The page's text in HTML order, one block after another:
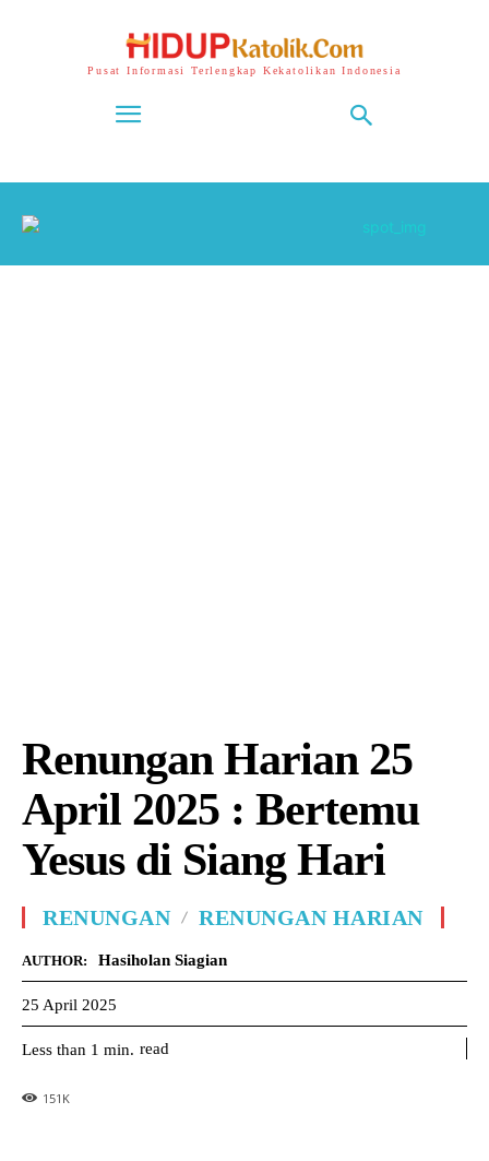
Pusat Informasi Terlengkap Kekatolikan Indonesia
Renungan Harian 25
April 2025 : Bertemu
Yesus di Siang Hari
RENUNGAN RENUNGAN HARIAN
AUTHOR: Hasiholan Siagian
25 April 2025
Less than 1 min. read
151 K